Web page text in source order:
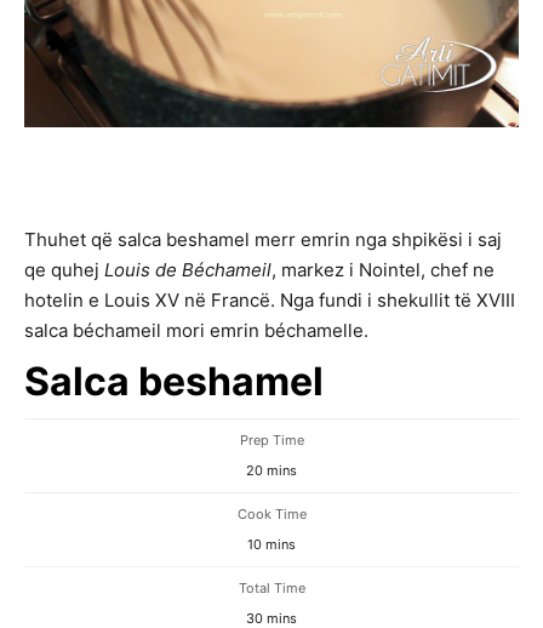
Thuhet që salca beshamel merr emrin nga shpikësi i saj
qe quhej Louis de Béchameil, markez i Nointel, chef ne
hotelin e Louis XV në Francë. Nga fundi i shekullit të XVIII
salca béchameil mori emrin béchamelle.
Salca beshamel
Prep Time
20minutes
mins
Cook Time
10minutes
mins
Total Time
30minutes
mins